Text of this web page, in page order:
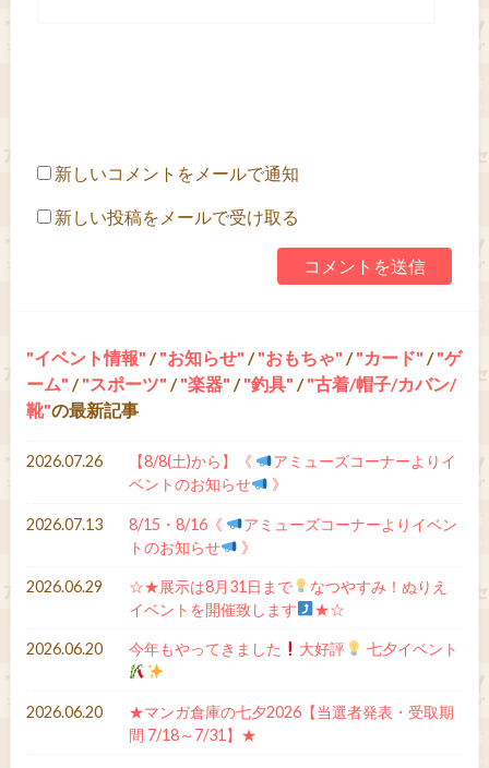
新しいコメントをメールで通知
新しい投稿をメールで受け取る
イベント情報 / お知らせ / おもちゃ / カード / ゲ
ーム / スポーツ / 楽器 / 釣具 / 古着/帽子/カバン/
靴 の最新記事
2026.07.26 【8/8(土)から】《
アミューズコーナーよりイ
ベントのお知らせ
》
2026.07.13 8/15・8/16《
アミューズコーナーよりイベン
トのお知らせ
》
2026.06.29 ☆★展示は8月31日まで
なつやすみ！ぬりえ
イベントを開催致します
★☆
2026.06.20 今年もやってきました 大好評 七夕イベント
2026.06.20
★マンガ倉庫の七夕2026【当選者発表・受取期
間 7/18～7/31】★